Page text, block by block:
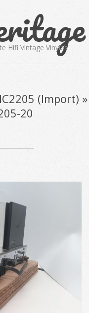
Hifi Vintage Vinyles
(Import) »
20